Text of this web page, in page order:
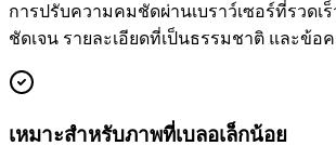
การปรับความคมชัดผ่านเบราว์เซอร์ที่รวดเ
ชัดเจน รายละเอียดที่เป็นธรรมชาติ และข้อ
เหมาะสำหรับภาพที่เบลอเล็กน้อย